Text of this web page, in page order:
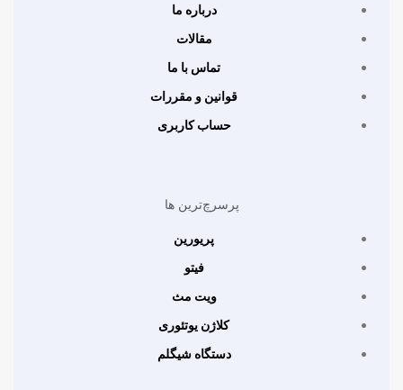
درباره ما
مقالات
تماس با ما
قوانین و مقررات
حساب کاربری
پرسرچ‌ترین ها
پریورین
فیتو
ویت مث
کلاژن یوتئوری
دستگاه شیگلم